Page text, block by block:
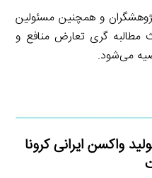
و همچنین مسئولین
مطالبه گری تعارض منافع و
می‌شود.
واکسن ایرانی کرونا